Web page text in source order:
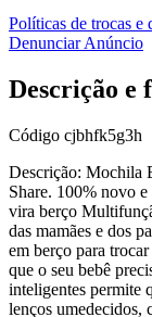
Políticas de trocas e
Denunciar Anúncio
Descrição e
Código cjbhfk5g3h
Descrição: Mochila
Share. 100% novo
vira berço
das mamães e dos
em berço para
que o seu bebê
inteligentes permite
lenços umedecidos,